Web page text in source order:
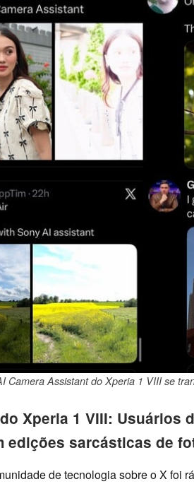
Camera Assistant do Xperia 1 VIII se
Xperia 1 VIII: Usuários
edições sarcásticas de
de tecnologia sobre o X foi